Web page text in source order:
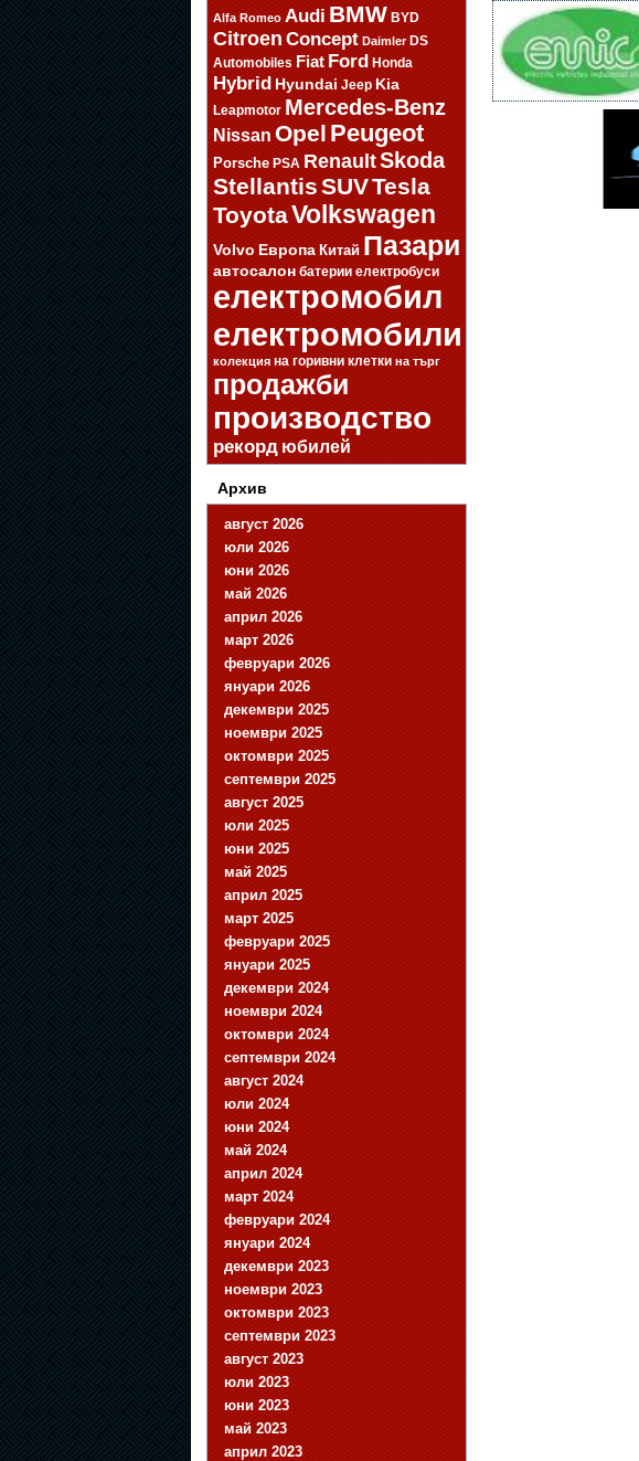
Alfa Romeo Audi BMW BYD
Citroen Concept Daimler DS
Automobiles Fiat Ford Honda
HybridHyundai Jeep Kia
Leapmotor Mercedes-Benz
Nissan Opel Peugeot
Porsche PSA RenaultSkoda
StellantisSUVTesla
ToyotaVolkswagen
Volvo Европа Китай Пазари
автосалон батерии електробуси
електромобил
електромобили
колекция на горивни клетки на търг
продажби
производство
рекорд юбилей
Архив
август 2026
юли 2026
юни 2026
май 2026
април 2026
март 2026
февруари 2026
януари 2026
декември 2025
ноември 2025
октомври 2025
септември 2025
август 2025
юли 2025
юни 2025
май 2025
април 2025
март 2025
февруари 2025
януари 2025
декември 2024
ноември 2024
октомври 2024
септември 2024
август 2024
юли 2024
юни 2024
май 2024
април 2024
март 2024
февруари 2024
януари 2024
декември 2023
ноември 2023
октомври 2023
септември 2023
август 2023
юли 2023
юни 2023
май 2023
април 2023